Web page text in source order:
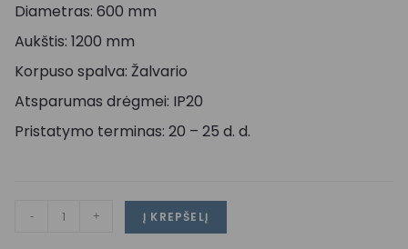
Diametras: 600 mm
Aukštis: 1200 mm
Korpuso spalva: Žalvario
Atsparumas drėgmei: IP20
Pristatymo terminas: 20 – 25 d. d.
- + Į KREPŠELĮ